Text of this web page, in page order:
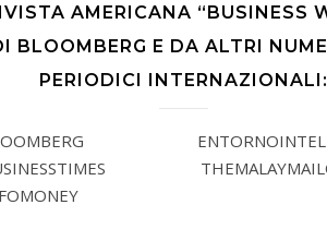
AMERICANA “BUSINESS
BLOOMBERG E DA ALTRI
PERIODICI INTERNAZIONALI: